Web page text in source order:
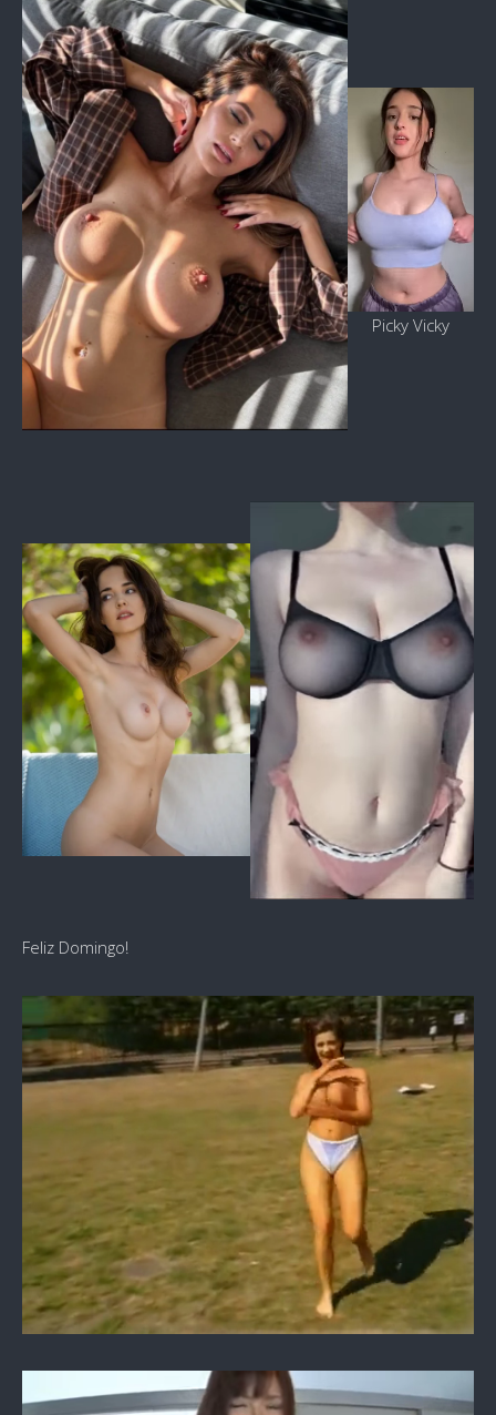
Picky Vicky
Feliz Domingo!